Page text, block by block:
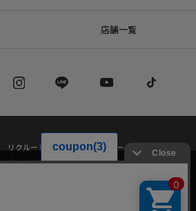
店舗一覧
リクルート
サステナブルマークについて
特定商取引法・古物営業法に基づく表記
Co.,Ltd All Rights Reserved.
およびコンテンツの最適な提供、トラフィック
使用しています。
合、Cookieの利用に同意したことものといたし